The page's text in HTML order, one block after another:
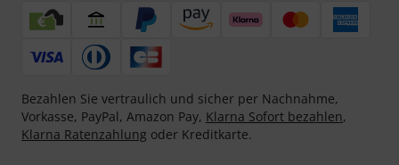
Bezahlen Sie vertraulich und sicher per Nachnahme,
Vorkasse, PayPal, Amazon Pay, Klarna Sofort bezahlen,
Klarna Ratenzahlung oder Kreditkarte.